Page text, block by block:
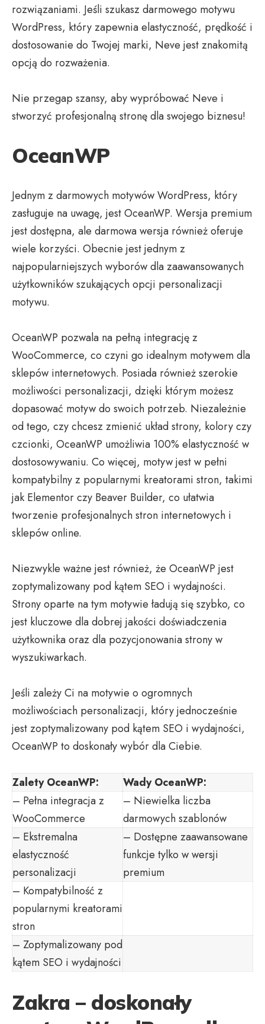
rozwiązaniami. Jeśli szukasz darmowego motywu
WordPress, który zapewnia elastyczność, prędkość i
dostosowanie do Twojej marki, Neve jest znakomitą
opcją do rozważenia.
Nie przegap szansy, aby wypróbować Neve i
stworzyć profesjonalną stronę dla swojego biznesu!
OceanWP
Jednym z darmowych motywów WordPress, który
zasługuje na uwagę, jest OceanWP. Wersja premium
jest dostępna, ale darmowa wersja również oferuje
wiele korzyści. Obecnie jest jednym z
najpopularniejszych wyborów dla zaawansowanych
użytkowników szukających opcji personalizacji
motywu.
OceanWP pozwala na pełną integrację z
WooCommerce, co czyni go idealnym motywem dla
sklepów internetowych. Posiada również szerokie
możliwości personalizacji, dzięki którym możesz
dopasować motyw do swoich potrzeb. Niezależnie
od tego, czy chcesz zmienić układ strony, kolory czy
czcionki, OceanWP umożliwia 100% elastyczność w
dostosowywaniu. Co więcej, motyw jest w pełni
kompatybilny z popularnymi kreatorami stron, takimi
jak Elementor czy Beaver Builder, co ułatwia
tworzenie profesjonalnych stron internetowych i
sklepów online.
Niezwykle ważne jest również, że OceanWP jest
zoptymalizowany pod kątem SEO i wydajności.
Strony oparte na tym motywie ładują się szybko, co
jest kluczowe dla dobrej jakości doświadczenia
użytkownika oraz dla pozycjonowania strony w
wyszukiwarkach.
Jeśli zależy Ci na motywie o ogromnych
możliwościach personalizacji, który jednocześnie
jest zoptymalizowany pod kątem SEO i wydajności,
OceanWP to doskonały wybór dla Ciebie.
Zalety OceanWP:
Wady OceanWP:
– Pełna integracja z
WooCommerce
– Niewielka liczba
darmowych szablonów
– Ekstremalna
elastyczność
personalizacji
– Dostępne zaawansowane
funkcje tylko w wersji
premium
– Kompatybilność z
popularnymi kreatorami
stron
– Zoptymalizowany pod
kątem SEO i wydajności
Zakra – doskonały